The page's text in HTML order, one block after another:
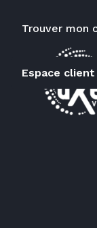
Trouver mon
Espace client